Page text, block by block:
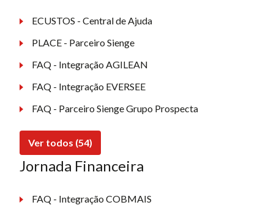
ECUSTOS - Central de Ajuda
PLACE - Parceiro Sienge
FAQ - Integração AGILEAN
FAQ - Integração EVERSEE
FAQ - Parceiro Sienge Grupo Prospecta
Ver todos (54)
Jornada Financeira
FAQ - Integração COBMAIS